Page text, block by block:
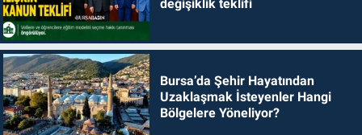
değişiklik teklifi
Bursa’da Şehir Hayatından
Uzaklaşmak İsteyenler Hangi
Bölgelere Yöneliyor?